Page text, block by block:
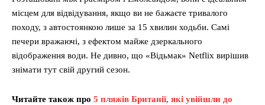
місцем для відвідування, якщо ви не бажаєте тривалого
походу, з автостоянкою лише за 15 хвилин ходьби. Самі
печери вражаючі, з ефектом майже дзеркального
відображення води. Не дивно, що «Відьмак» Netflix вирішив
знімати тут свій другий сезон.
Читайте також про 5 пляжів Британії, які увійшли до